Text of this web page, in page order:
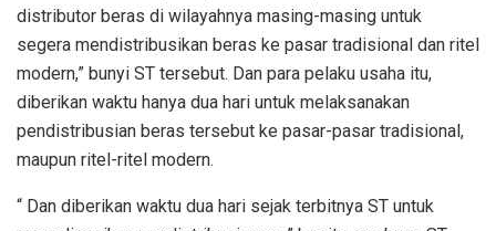
distributor beras di wilayahnya masing-masing untuk
segera mendistribusikan beras ke pasar tradisional dan ritel
modern,” bunyi ST tersebut. Dan para pelaku usaha itu,
diberikan waktu hanya dua hari untuk melaksanakan
pendistribusian beras tersebut ke pasar-pasar tradisional,
maupun ritel-ritel modern.
“ Dan diberikan waktu dua hari sejak terbitnya ST untuk